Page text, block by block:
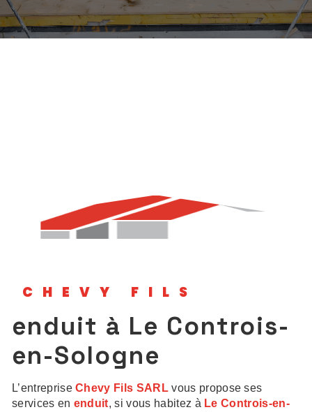
CHEVY FILS
enduit à Le Controis-
en-Sologne
L’entrepriseChevy Fils SARLvous propose ses
services en enduit, si vous habitez à Le Controis-en-